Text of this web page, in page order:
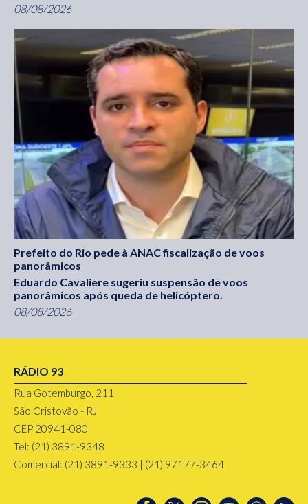
08/08/2026
Prefeito do Rio pede à ANAC fiscalização de voos
panorâmicos
Eduardo Cavaliere sugeriu suspensão de voos
panorâmicos após queda de helicóptero.
08/08/2026
RÁDIO 93
Rua Gotemburgo, 211
São Cristovão - RJ
CEP 20941-080
Tel: (21) 3891-9348
Comercial: (21) 3891-9333 | (21) 97177-3464